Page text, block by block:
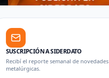
SUSCRIPCIÓN A SIDERDATO
Recibí el reporte semanal de novedades
metalúrgicas.